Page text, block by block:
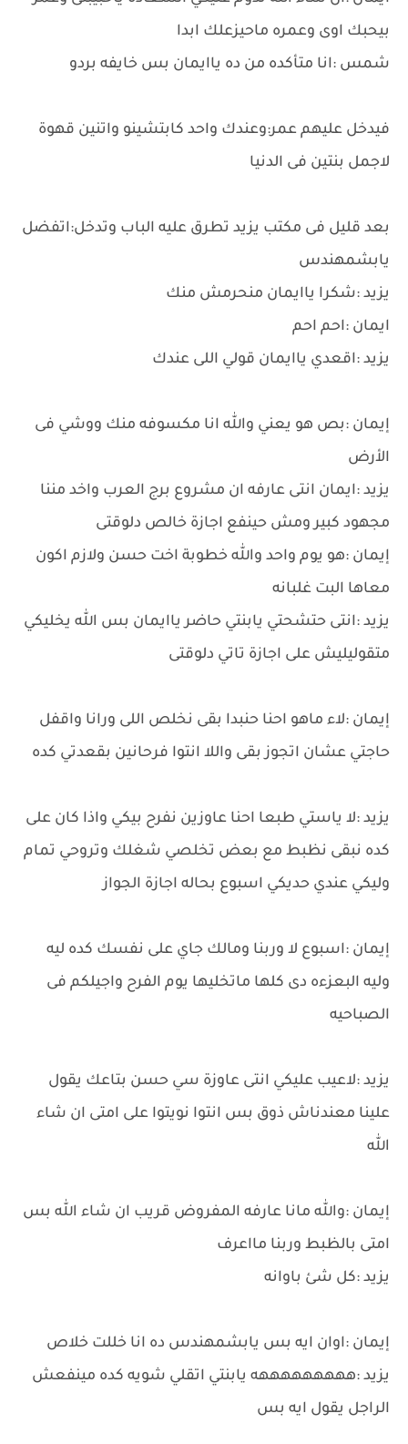
بيحبك اوى وعمره ماحيزعلك ابدا
شمس :انا متأكده من ده ياايمان بس خايفه بردو
فيدخل عليهم عمر:وعندك واحد كابتشينو واتنين قهوة
لاجمل بنتين فى الدنيا
بعد قليل فى مكتب يزيد تطرق عليه الباب وتدخل:اتفضل
يابشمهندس
يزيد :شكرا ياايمان منحرمش منك
ايمان :احم احم
يزيد :اقعدي ياايمان قولي اللى عندك
إيمان :بص هو يعني والله انا مكسوفه منك ووشي فى
الأرض
يزيد :ايمان انتى عارفه ان مشروع برج العرب واخد مننا
مجهود كبير ومش حينفع اجازة خالص دلوقتى
إيمان :هو يوم واحد والله خطوبة اخت حسن ولازم اكون
معاها البت غلبانه
يزيد :انتى حتشحتي يابنتي حاضر ياايمان بس الله يخليكي
متقوليليش على اجازة تاتي دلوقتى
إيمان :لاء ماهو احنا حنبدا بقى نخلص اللى ورانا واقفل
حاجتي عشان اتجوز بقى واللا انتوا فرحانين بقعدتي كده
يزيد :لا ياستي طبعا احنا عاوزين نفرح بيكي واذا كان على
كده نبقى نظبط مع بعض تخلصي شغلك وتروحي تمام
وليكي عندي حديكي اسبوع بحاله اجازة الجواز
إيمان :اسبوع لا وربنا ومالك جاي على نفسك كده ليه
وليه البعزءه دى كلها ماتخليها يوم الفرح واجيلكم فى
الصباحيه
يزيد :لاعيب عليكي انتى عاوزة سي حسن بتاعك يقول
علينا معندناش ذوق بس انتوا نويتوا على امتى ان شاء
الله
إيمان :والله مانا عارفه المفروض قريب ان شاء الله بس
امتى بالظبط وربنا مااعرف
يزيد :كل شئ باوانه
إيمان :اوان ايه بس يابشمهندس ده انا خللت خلاص
يزيد :هههههههههه يابنتي اتقلي شويه كده مينفعش
الراجل يقول ايه بس